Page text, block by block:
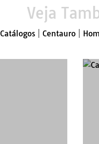
Veja
Catálogos Centauro